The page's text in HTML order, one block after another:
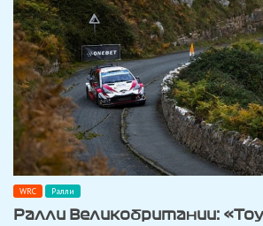
WRC Ралли
Ралли Великобритании: